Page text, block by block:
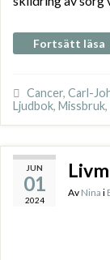
Fortsätt läsa
Cancer, Carl-
Ljudbok, Missbruk,
JUN
01
2024
Av Nina i